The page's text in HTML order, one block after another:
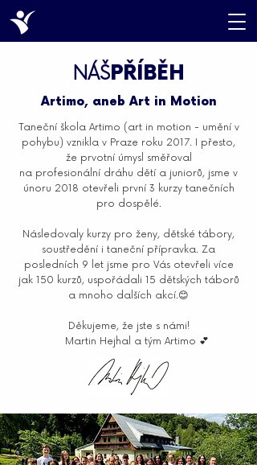
NÁŠPŘÍBĚH
Artimo, aneb Art in Motion
Taneční škola Artimo (art in motion - umění v
pohybu) vznikla v Praze roku 2017. I přesto,
že prvotní úmysl směřoval
na profesionální dráhu dětí a juniorů, jsme v
únoru 2018 otevřeli první 3 kurzy tanečních
pro dospělé.
Následovaly kurzy pro ženy, dětské tábory,
soustředění i taneční přípravka. Za
posledních 9 let jsme pro Vás otevřeli více
jak 150 kurzů, uspořádali 15 dětských táborů
a mnoho dalších akcí.😊
Děkujeme, že jste s námi!
Martin Hejhal a tým Artimo 💕